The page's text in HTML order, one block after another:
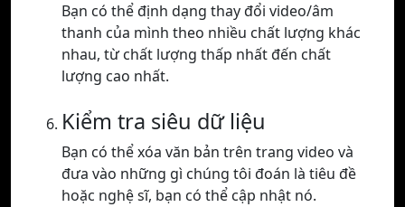
Bạn có thể định dạng thay đổi video/âm
thanh của mình theo nhiều chất lượng khác
nhau, từ chất lượng thấp nhất đến chất
lượng cao nhất.
Kiểm tra siêu dữ liệu
Bạn có thể xóa văn bản trên trang video và
đưa vào những gì chúng tôi đoán là tiêu đề
hoặc nghệ sĩ, bạn có thể cập nhật nó.